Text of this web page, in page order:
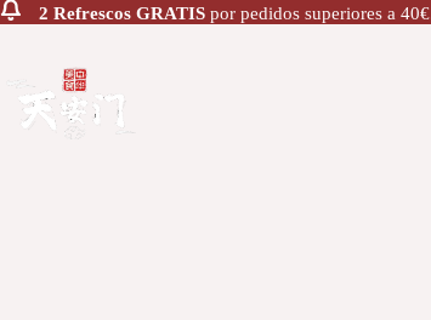
2 Refrescos GRATIS por pedidos superiores a